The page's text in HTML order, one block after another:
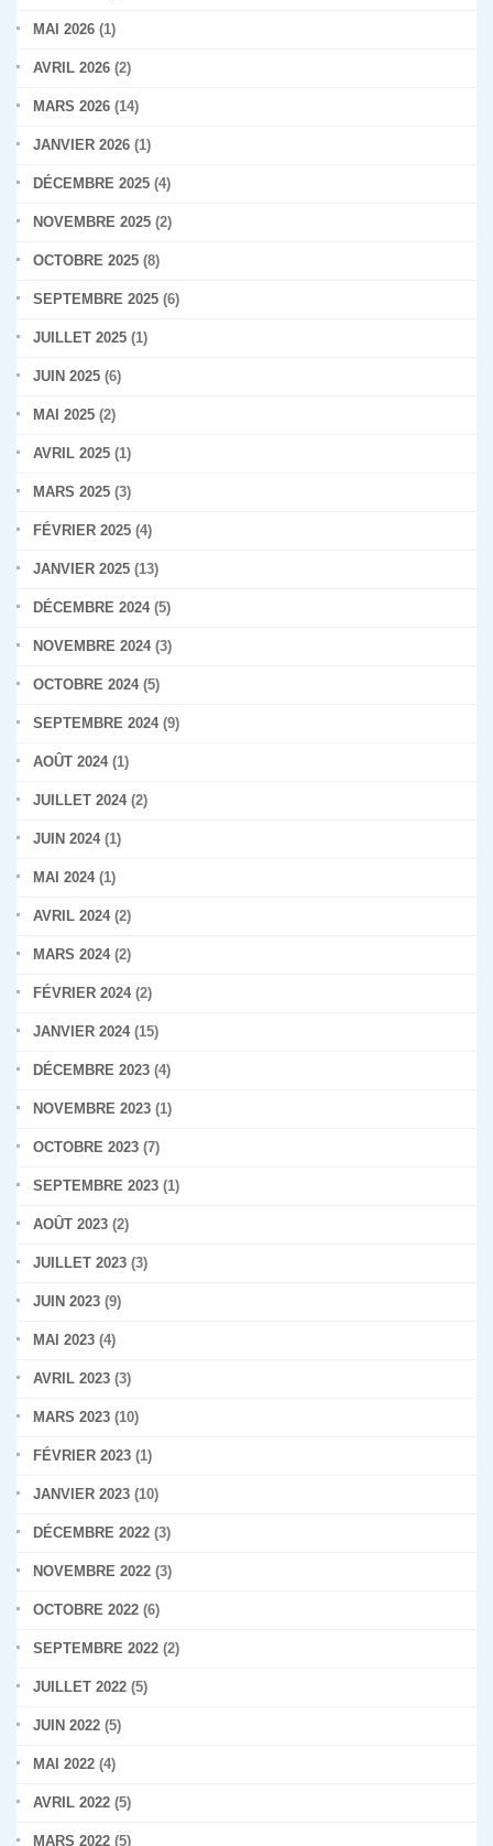
MAI 2026 (1)
AVRIL 2026 (2)
MARS 2026 (14)
JANVIER 2026 (1)
DÉCEMBRE 2025 (4)
NOVEMBRE 2025 (2)
OCTOBRE 2025 (8)
SEPTEMBRE 2025 (6)
JUILLET 2025 (1)
JUIN 2025 (6)
MAI 2025 (2)
AVRIL 2025 (1)
MARS 2025 (3)
FÉVRIER 2025 (4)
JANVIER 2025 (13)
DÉCEMBRE 2024(5)
NOVEMBRE 2024(3)
OCTOBRE 2024(5)
SEPTEMBRE 2024(9)
AOÛT 2024(1)
JUILLET 2024(2)
JUIN 2024(1)
MAI 2024(1)
AVRIL 2024(2)
MARS 2024(2)
FÉVRIER 2024(2)
JANVIER 2024(15)
DÉCEMBRE 2023 (4)
NOVEMBRE 2023 (1)
OCTOBRE 2023 (7)
SEPTEMBRE 2023 (1)
AOÛT 2023 (2)
JUILLET 2023 (3)
JUIN 2023 (9)
MAI 2023 (4)
AVRIL 2023 (3)
MARS 2023 (10)
FÉVRIER 2023 (1)
JANVIER 2023 (10)
DÉCEMBRE 2022 (3)
NOVEMBRE 2022 (3)
OCTOBRE 2022 (6)
SEPTEMBRE 2022 (2)
JUILLET 2022 (5)
JUIN 2022 (5)
MAI 2022 (4)
AVRIL 2022 (5)
MARS 2022 (5)